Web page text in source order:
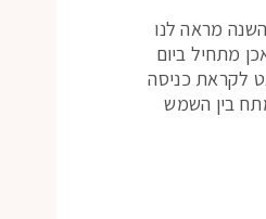
מראה לנו
מתחיל ביום
מאט לקראת כניסה
בין השמש